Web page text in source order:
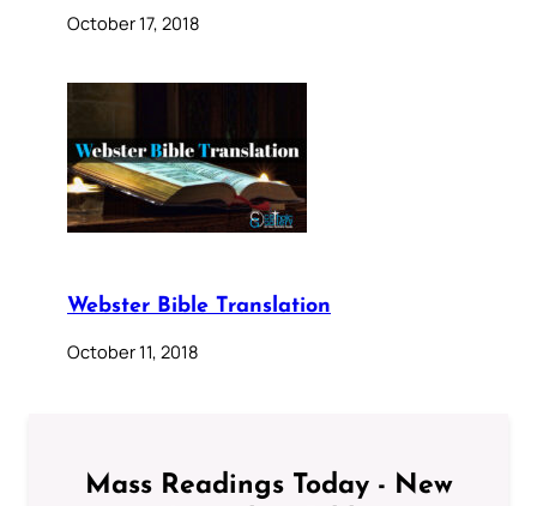
October 17, 2018
Webster Bible Translation
October 11, 2018
Mass Readings Today - New